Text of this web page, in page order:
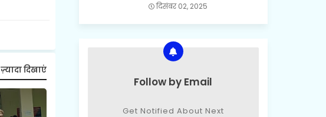
ज़्यादा दिखाएं
दिसंबर 02, 2025
Follow by Email
Get Notified About Next